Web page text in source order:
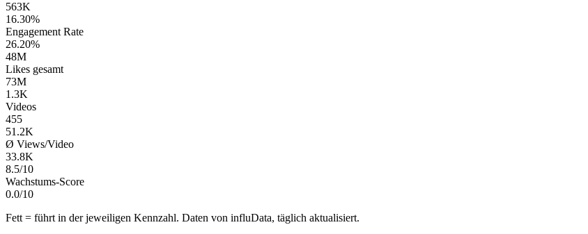
563K
16.30%
Engagement Rate
26.20%
48M
Likes gesamt
73M
1.3K
Videos
455
51.2K
Ø Views/Video
33.8K
8.5/10
Wachstums-Score
0.0/10
Fett = führt in der jeweiligen Kennzahl. Daten von influData, täglich aktualisiert.